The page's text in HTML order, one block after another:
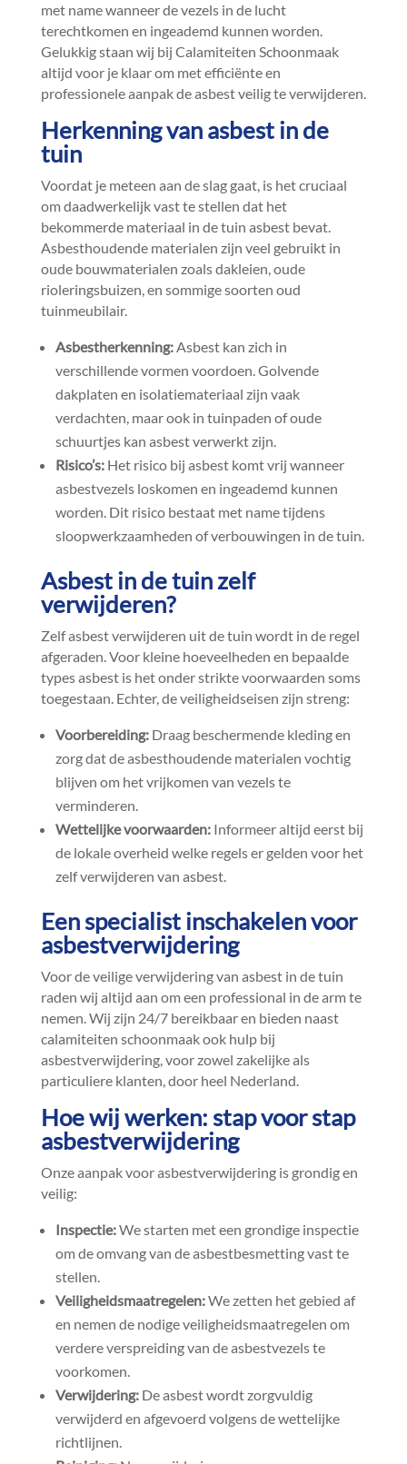
met name wanneer de vezels in de lucht
terechtkomen en ingeademd kunnen worden.​
Gelukkig staan wij bij Calamiteiten Schoonmaak
altijd voor je klaar om met efficiënte en
professionele aanpak de asbest veilig te verwijderen.​
Herkenning van asbest in de
tuin
Voordat je meteen aan de slag gaat, is het cruciaal
om daadwerkelijk vast te stellen dat het
bekommerde materiaal in de tuin asbest bevat.​
Asbesthoudende materialen zijn veel gebruikt in
oude bouwmaterialen zoals dakleien, oude
rioleringsbuizen, en sommige soorten oud
tuinmeubilair.​
Asbestherkenning:Asbest kan zich in
verschillende vormen voordoen.​ Golvende
dakplaten en isolatiemateriaal zijn vaak
verdachten, maar ook in tuinpaden of oude
schuurtjes kan asbest verwerkt zijn.​
Risico’s:Het risico bij asbest komt vrij wanneer
asbestvezels loskomen en ingeademd kunnen
worden.​ Dit risico bestaat met name tijdens
sloopwerkzaamheden of verbouwingen in de tuin.​
Asbest in de tuin zelf
verwijderen?
Zelf asbest verwijderen uit de tuin wordt in de regel
afgeraden.​ Voor kleine hoeveelheden en bepaalde
types asbest is het onder strikte voorwaarden soms
toegestaan.​ Echter, de veiligheidseisen zijn streng:
Voorbereiding:Draag beschermende kleding en
zorg dat de asbesthoudende materialen vochtig
blijven om het vrijkomen van vezels te
verminderen.​
Wettelijke voorwaarden:Informeer altijd eerst bij
de lokale overheid welke regels er gelden voor het
zelf verwijderen van asbest.​
Een specialist inschakelen voor
asbestverwijdering
Voor de veilige verwijdering van asbest in de tuin
raden wij altijd aan om een professional in de arm te
nemen.​ Wij zijn 24/7 bereikbaar en bieden naast
calamiteiten schoonmaak ook hulp bij
asbestverwijdering, voor zowel zakelijke als
particuliere klanten, door heel Nederland.​
Hoe wij werken: stap voor stap
asbestverwijdering
Onze aanpak voor asbestverwijdering is grondig en
veilig:
Inspectie:We starten met een grondige inspectie
om de omvang van de asbestbesmetting vast te
stellen.​
Veiligheidsmaatregelen:We zetten het gebied af
en nemen de nodige veiligheidsmaatregelen om
verdere verspreiding van de asbestvezels te
voorkomen.​
Verwijdering:De asbest wordt zorgvuldig
verwijderd en afgevoerd volgens de wettelijke
richtlijnen.​